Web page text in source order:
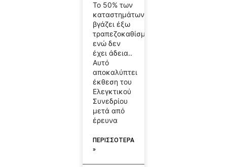
Το 50% των
καταστημάτων
βγάζει έξω
τραπεζοκαθίσματα
ενώ δεν
έχει άδεια..
Αυτό
αποκαλύπτει
έκθεση του
Ελεγκτικού
Συνεδρίου
μετά από
έρευνα
ΠΕΡΙΣΣΟΤΕΡΑ
»